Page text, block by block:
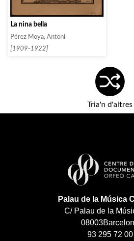
La nina bella
Pérez Moya, Antoni
[1909-1922]
Tria'n d'altres
Palau de la Música
C/ Palau de la
08003
93 295 72 00